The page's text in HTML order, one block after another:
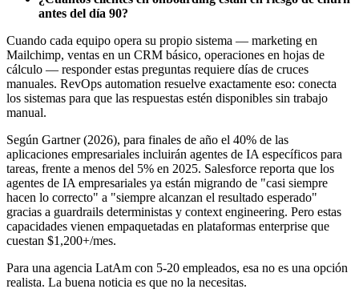
antes del día 90?
Cuando cada equipo opera su propio sistema — marketing en
Mailchimp, ventas en un CRM básico, operaciones en hojas de
cálculo — responder estas preguntas requiere días de cruces
manuales. RevOps automation resuelve exactamente eso: conecta
los sistemas para que las respuestas estén disponibles sin trabajo
manual.
Según Gartner (2026), para finales de año el 40% de las
aplicaciones empresariales incluirán agentes de IA específicos para
tareas, frente a menos del 5% en 2025. Salesforce reporta que los
agentes de IA empresariales ya están migrando de "casi siempre
hacen lo correcto" a "siempre alcanzan el resultado esperado"
gracias a guardrails deterministas y context engineering. Pero estas
capacidades vienen empaquetadas en plataformas enterprise que
cuestan $1,200+/mes.
Para una agencia LatAm con 5-20 empleados, esa no es una opción
realista. La buena noticia es que no la necesitas.